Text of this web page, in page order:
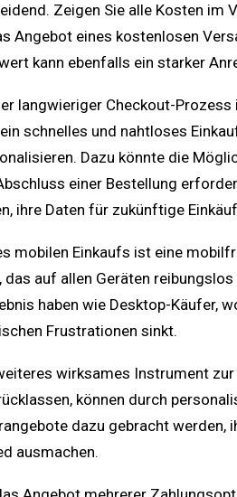
Zeigen Sie alle Kosten im
Angebot eines kostenlosen
kann ebenfalls ein starker
langwieriger Checkout-
schnelles und nahtloses
Dazu könnte die
einer Bestellung
ihre Daten für zukünftige
mobilen Einkaufs ist eine
das auf allen Geräten
haben wie Desktop-Käufer,
Frustrationen sinkt.
wirksames Instrument
können durch
dazu gebracht
ausmachen.